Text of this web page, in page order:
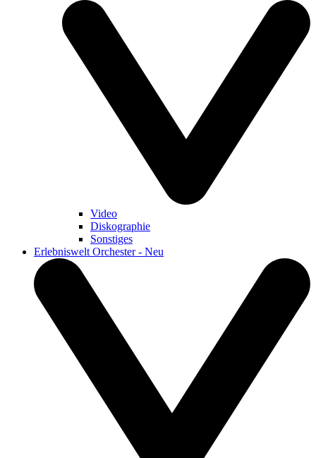
Video
Diskographie
Sonstiges
Erlebniswelt Orchester - Neu